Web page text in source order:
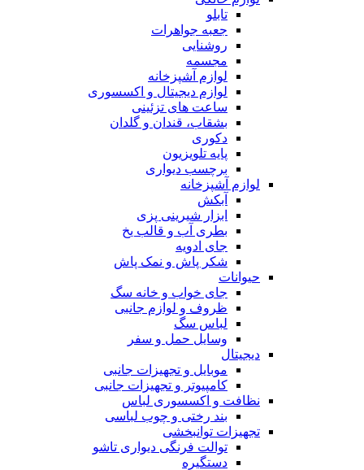
تابلو
جعبه جواهرات
روشنایی
مجسمه
لوازم آشپزخانه
لوازم دیجیتال و اکسسوری
ساعت های تزئینی
بشقاب، قندان و گلدان
دکوری
پایه تلویزیون
برچسب دیواری
لوازم آشپزخانه
آبکش
ابزار شیرینی پزی
بطری آب و قالب یخ
جای ادویه
شکر پاش و نمک پاش
حیوانات
جای خواب و خانه سگ
ظروف و لوازم جانبی
لباس سگ
وسایل حمل و سفر
دیجیتال
موبایل و تجهیزات جانبی
کامپیوتر و تجهیزات جانبی
نظافت و اکسسوری لباس
بند رختی و چوب لباسی
تجهیزات توانبخشی
توالت فرنگی دیواری تاشو
دستگیره